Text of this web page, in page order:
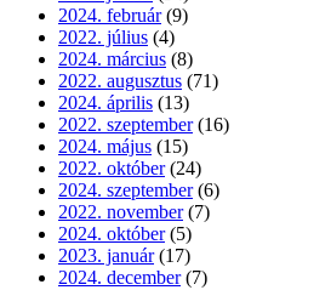
2024. február (9)
2022. július (4)
2024. március (8)
2022. augusztus (71)
2024. április (13)
2022. szeptember (16)
2024. május (15)
2022. október (24)
2024. szeptember (6)
2022. november (7)
2024. október (5)
2023. január (17)
2024. december (7)